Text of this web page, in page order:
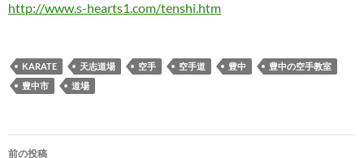
http://www.s-hearts1.com/tenshi.htm
KARATE 天志道場 空手 空手道 豊中
豊中の空手教室
豊中市
道場
投
前の投稿